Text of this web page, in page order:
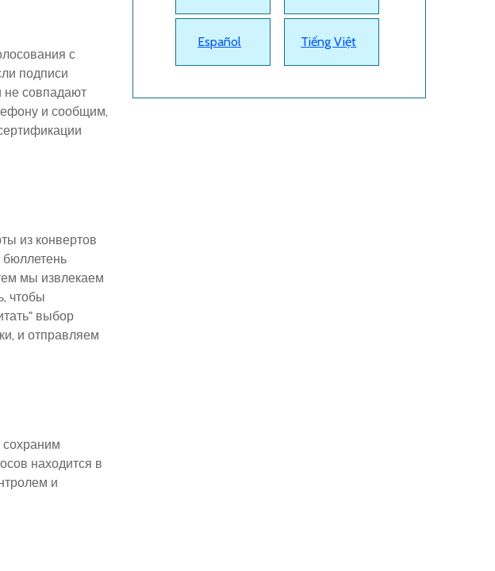
с
подписи
не совпадают
и сообщим,
из конвертов
бюллетень
мы извлекаем
чтобы
выбор
и отправляем
сохраним
находится в
и
Español Tiếng Việt